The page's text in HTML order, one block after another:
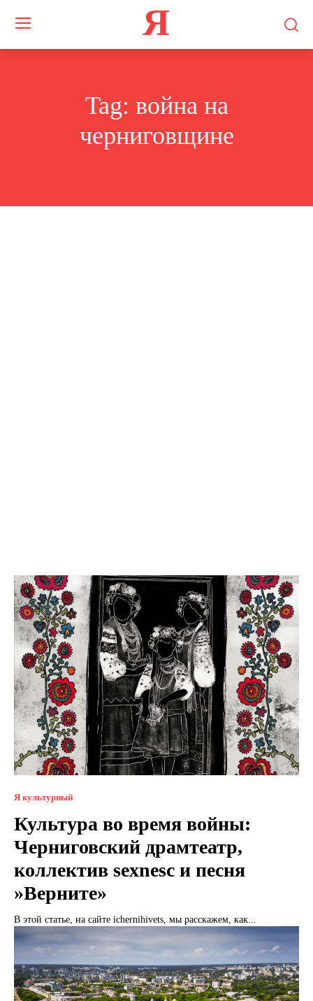
Я
Tag: война на
черниговщине
Я культурный
Культура во время войны:
Черниговский драмтеатр,
коллектив sexnesc и песня
»Верните»
В этой статье, на сайте ichernihivets, мы расскажем, как...